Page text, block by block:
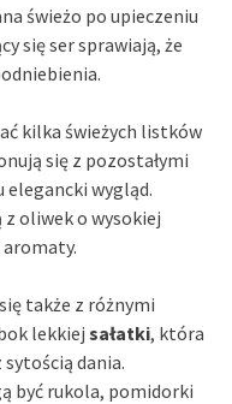
świeżo po upieczeniu
się ser sprawiają, że
kilka świeżych listków
się z pozostałymi
elegancki wygląd.
oliwek o wysokiej
także z różnymi
lekkiej sałatki, która
dania.
być rukola, pomidorki